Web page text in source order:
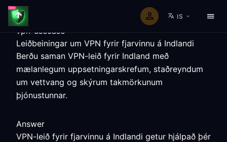
IS
vpn-usecase
Leiðbeiningar um VPN fyrir fjarvinnu á Indlandi
Berðu saman VPN-leið fyrir Indland með
mælanlegum uppsetningarskrefum, staðreyndum
um vettvang og skýrum takmörkunum
þjónustunnar.
Answer
VPN-leið fyrir fjarvinnu á Indlandi getur hjálpað þér